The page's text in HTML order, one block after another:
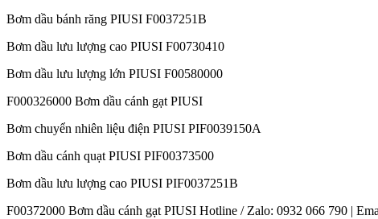
Bơm dầu bánh răng PIUSI F0037251B
Bơm dầu lưu lượng cao PIUSI F00730410
Bơm dầu lưu lượng lớn PIUSI F00580000
F000326000 Bơm dầu cánh gạt PIUSI
Bơm chuyển nhiên liệu điện PIUSI PIF0039150A
Bơm dầu cánh quạt PIUSI PIF00373500
Bơm dầu lưu lượng cao PIUSI PIF0037251B
F00372000 Bơm dầu cánh gạt PIUSI Hotline / Zalo: 0932 066 790 |